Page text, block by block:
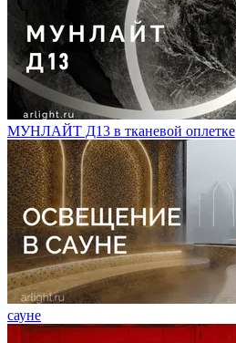
МУНЛАЙТ Д13 в тканевой оплетке
сауне